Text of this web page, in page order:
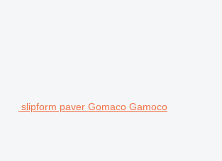
slipform paver Gomaco Gamoco